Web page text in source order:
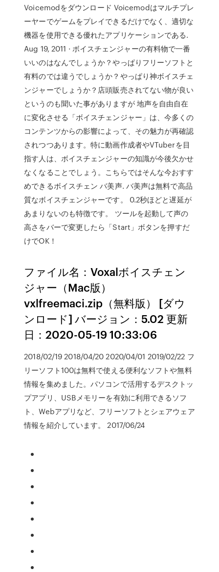
Voicemodをダウンロード Voicemodはマルチプレ
ーヤーでゲームをプレイできるだけでなく、適切な
機器を使用できる優れたアプリケーションである.
Aug 19, 2011 · ボイスチェンジャーの有料物で一番
いいのはなんでしょうか？やっぱりフリーソフトと
有料のでは違うでしょうか？やっぱり神ボイスチェ
ンジャーでしょうか？店頭販売されてない物が良い
というのも聞いた事がありますが 地声を自由自在
に変化させる「ボイスチェンジャー」は、今多くの
コンテンツからの影響によって、その魅力が再確認
されつつあります。特に動画作成者やVTuberを目
指す人は、ボイスチェンジャーの知識が今後欠かせ
なくなることでしょう。こちらではそんな今おすす
めできるボイスチェン バ美声. バ美声は無料で高品
質なボイスチェンジャーです。 0.2秒ほどと遅延が
あまりないのも特徴です。 ツールを起動して声の
高さをバーで変更したら「Start」ボタンを押すだ
けでOK！
ファイル名：Voxalボイスチェン
ジャー（Mac版）
vxlfreemaci.zip（無料版） [ダウ
ンロード] バージョン：5.02 更新
日：2020-05-19 10:33:06
2018/02/19 2018/04/20 2020/04/01 2019/02/22 フ
リーソフト100は無料で使える便利なソフトや無料
情報を集めました。パソコンで活用するデスクトッ
プアプリ、USBメモリーを有効に利用できるソフ
ト、Webアプリなど、フリーソフトとシェアウェア
情報を紹介しています。 2017/06/24